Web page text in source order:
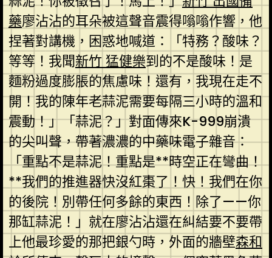
藥廖沾沾的耳朵被這聲音震得嗡嗡作響，他
捏著對講機，困惑地喊道：「特務？酸味？
等等！我聞新竹 猛健樂到的不是酸味！是
麵粉過度膨脹的焦慮味！還有，我現在走不
開！我的陳年老蒜泥需要每隔三小時的溫和
震動！」「蒜泥？」對面傳來K-999崩潰
的尖叫聲，帶著濃濃的中藥味電子雜音：
「重點不是蒜泥！重點是**時空正在彎曲！
**我們的推進器快沒紅棗了！快！我們在你
的後院！別帶任何多餘的東西！除了——你
那缸蒜泥！」就在廖沾沾還在糾結要不要帶
上他最珍愛的那把銀勺時，外面的牆壁森和